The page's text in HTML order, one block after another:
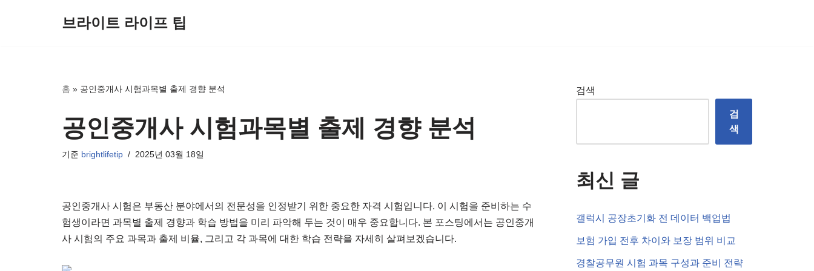
브라이트 라이프 팁
홈 » 공인중개사 시험과목별 출제 경향 분석
공인중개사 시험과목별 출제 경향 분석
기준 brightlifetip 2025년 03월 18일
공인중개사 시험은 부동산 분야에서의 전문성을 인정받기 위한 중요한 자격 시험입니다. 이 시험을 준비하는 수
험생이라면 과목별 출제 경향과 학습 방법을 미리 파악해 두는 것이 매우 중요합니다. 본 포스팅에서는 공인중개
사 시험의 주요 과목과 출제 비율, 그리고 각 과목에 대한 학습 전략을 자세히 살펴보겠습니다.
검색
검
색
최신 글
갤럭시 공장초기화 전 데이터 백업법
보험 가입 전후 차이와 보장 범위 비교
경찰공무원 시험 과목 구성과 준비 전략